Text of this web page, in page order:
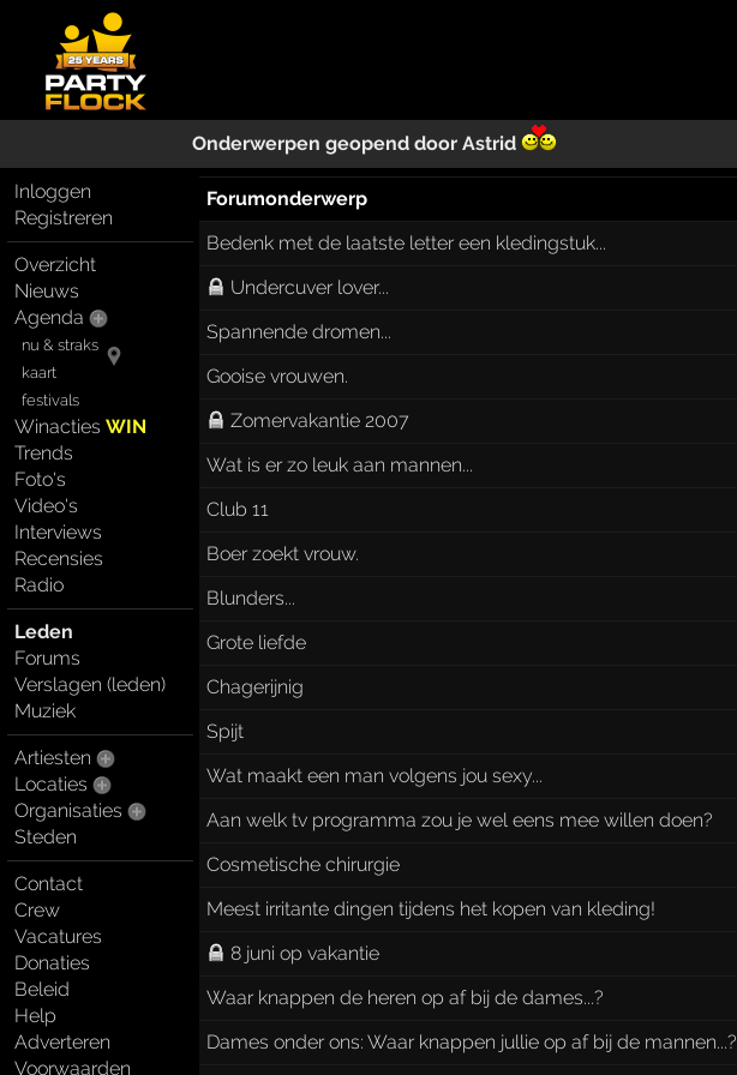
Onderwerpen geopend door Astrid
Inloggen
Registreren
Overzicht
Nieuws
Agenda
nu & straks
kaart
festivals
WinactiesWIN
Trends
Foto's
Video's
Interviews
Recensies
Radio
Leden
Forums
Verslagen (leden)
Muziek
Artiesten
Locaties
Organisaties
Steden
Contact
Crew
Vacatures
Donaties
Beleid
Help
Adverteren
Voorwaarden
Forumonderwerp
Bedenk met de laatste letter een kledingstuk...
Undercuver lover...
Spannende dromen...
Gooise vrouwen.
Zomervakantie 2007
Wat is er zo leuk aan mannen...
Club 11
Boer zoekt vrouw.
Blunders...
Grote liefde
Chagerijnig
Spijt
Wat maakt een man volgens jou sexy...
Aan welk tv programma zou je wel eens mee willen doen?
Cosmetische chirurgie
Meest irritante dingen tijdens het kopen van kleding!
8 juni op vakantie
Waar knappen de heren op af bij de dames...?
Dames onder ons: Waar knappen jullie op af bij de mannen...?